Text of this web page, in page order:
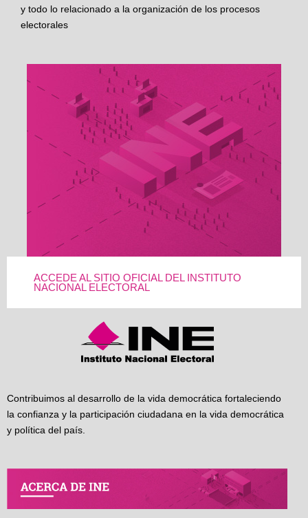
y todo lo relacionado a la organización de los procesos
electorales
ACCEDE AL SITIO OFICIAL DEL INSTITUTO
NACIONAL ELECTORAL
Contribuimos al desarrollo de la vida democrática fortaleciendo
la confianza y la participación ciudadana en la vida democrática
y política del país.